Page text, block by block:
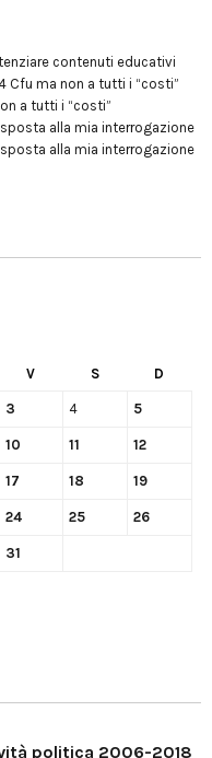
contenuti educativi
Cfu ma non a tutti i “costi”
a tutti i “costi”
alla mia interrogazione
alla mia interrogazione
V S D
3 4 5
10 11 12
17 18 19
24 25 26
31
politica 2006-2018